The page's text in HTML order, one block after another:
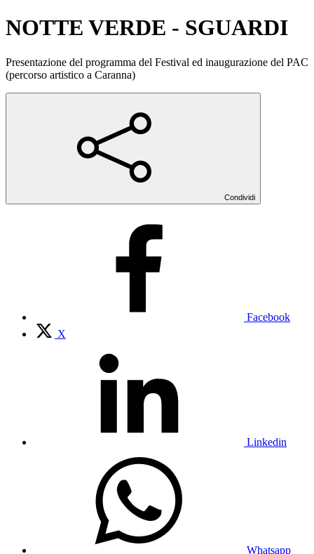
NOTTE VERDE - SGUARDI
Presentazione del programma del Festival ed inaugurazione del PAC
(percorso artistico a Caranna)
Condividi
Facebook
X
Linkedin
Whatsapp